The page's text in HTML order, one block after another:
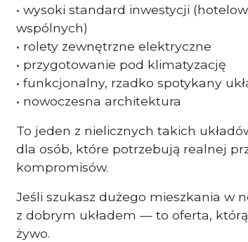
• wysoki standard inwestycji
wspólnych)
• rolety zewnętrzne elektryczne
• przygotowanie pod klimatyzację
• funkcjonalny, rzadko spotykany
• nowoczesna architektura
To jeden z nielicznych takich
dla osób, które potrzebują realnej
kompromisów.
Jeśli szukasz dużego mieszkania w
z dobrym układem — to oferta,
żywo.